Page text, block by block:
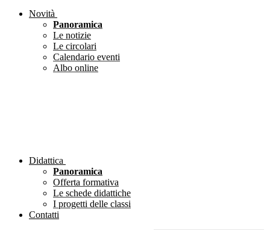
Novità
Panoramica
Le notizie
Le circolari
Calendario eventi
Albo online
Didattica
Panoramica
Offerta formativa
Le schede didattiche
I progetti delle classi
Contatti